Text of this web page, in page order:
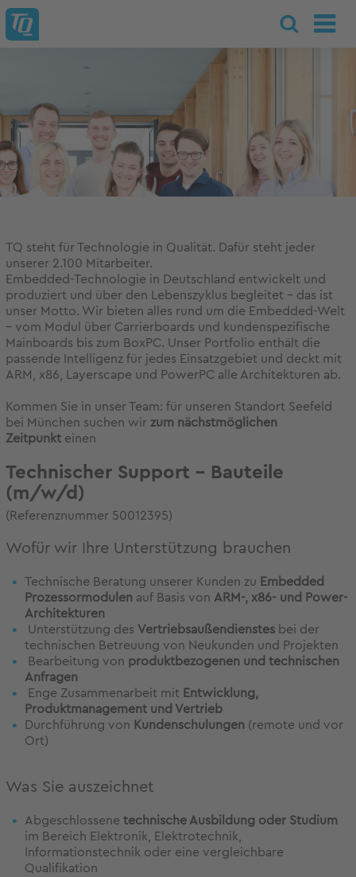
TQ steht für Technologie in Qualität. Dafür steht jeder
unserer 2.100 Mitarbeiter.
Embedded-Technologie in Deutschland entwickelt und
produziert und über den Lebenszyklus begleitet – das ist
unser Motto. Wir bieten alles rund um die Embedded-Welt
– vom Modul über Carrierboards und kundenspezifische
Mainboards bis zum BoxPC. Unser Portfolio enthält die
passende Intelligenz für jedes Einsatzgebiet und deckt mit
ARM, x86, Layerscape und PowerPC alle Architekturen ab.
Kommen Sie in unser Team: für unseren Standort Seefeld
bei München suchen wir zum nächstmöglichen
Zeitpunkt einen
Technischer Support - Bauteile
(m/w/d)
(Referenznummer 50012395)
Wofür wir Ihre Unterstützung brauchen
Technische Beratung unserer Kunden zu Embedded
Prozessormodulen auf Basis von ARM-, x86- und Power-
Architekturen
Unterstützung des Vertriebsaußendienstes bei der
technischen Betreuung von Neukunden und Projekten
Bearbeitung von produktbezogenen und technischen
Anfragen
Enge Zusammenarbeit mit Entwicklung,
Produktmanagement und Vertrieb
Durchführung von Kundenschulungen (remote und vor
Ort)
Was Sie auszeichnet
Abgeschlossene technische Ausbildung oder Studium
im Bereich Elektronik, Elektrotechnik,
Informationstechnik oder eine vergleichbare
Qualifikation